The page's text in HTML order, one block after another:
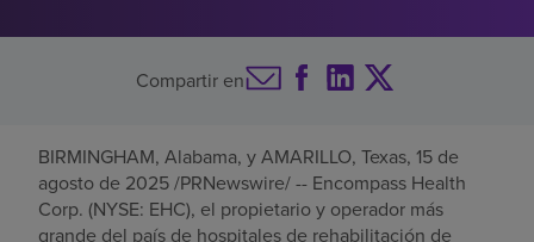
Inversores
Compartir en
BIRMINGHAM, Alabama, yAMARILLO, Texas, 15 de
agosto de 2025/PRNewswire/ -- Encompass Health
Corp. (NYSE: EHC), el propietario y operador más
grande del país de hospitales de rehabilitación de